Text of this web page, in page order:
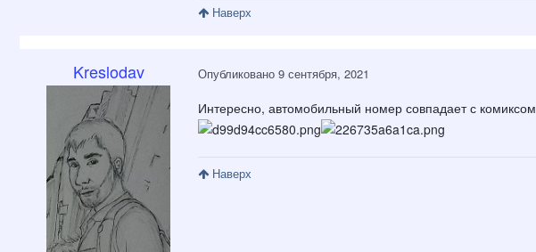
Наверх
Kreslodav Опубликовано 9 сентября, 2021
Интересно, автомобильный номер совпадает с комиксом
Наверх